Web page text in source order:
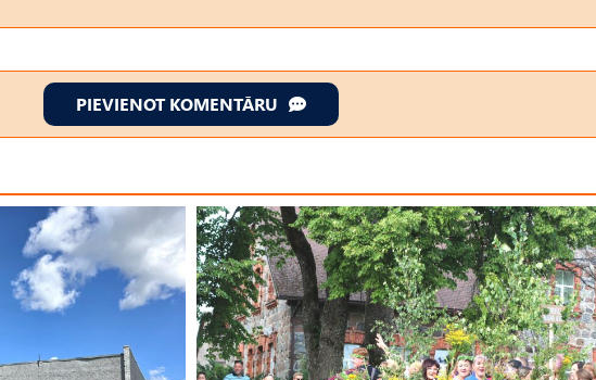
PIEVIENOT KOMENTĀRU